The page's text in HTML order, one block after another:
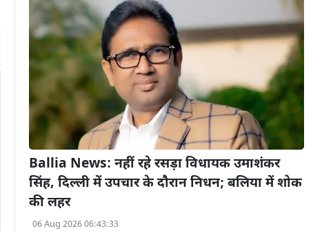
Ballia News: नहीं रहे रसड़ा विधायक उमाशंकर
सिंह, दिल्ली में उपचार के दौरान निधन; बलिया में शोक
की लहर
06 Aug 2026 06:43:33